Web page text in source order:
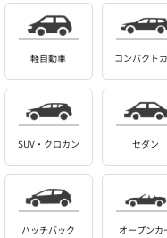
軽自動車 コンパクト
SUV・クロカン セダン
ハッチバック オープンカ